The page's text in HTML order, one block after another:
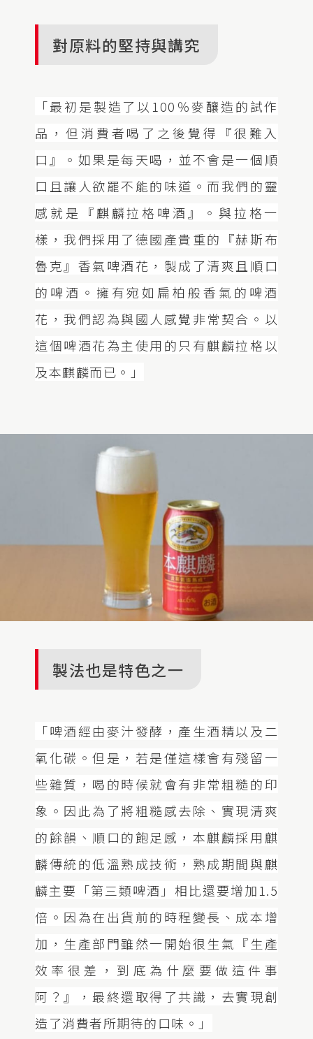
對原料的堅持與講究
「最初是製造了以100％麥釀造的試作
品，但消費者喝了之後覺得『很難入
口』。如果是每天喝，並不會是一個順
口且讓人欲罷不能的味道。而我們的靈
感就是『麒麟拉格啤酒』。與拉格一
樣，我們採用了德國產貴重的『赫斯布
魯克』香氣啤酒花，製成了清爽且順口
的啤酒。擁有宛如扁柏般香氣的啤酒
花，我們認為與國人感覺非常契合。以
這個啤酒花為主使用的只有麒麟拉格以
及本麒麟而已。」
製法也是特色之一
「啤酒經由麥汁發酵，產生酒精以及二
氧化碳。但是，若是僅這樣會有殘留一
些雜質，喝的時候就會有非常粗糙的印
象。因此為了將粗糙感去除、實現清爽
的餘韻、順口的飽足感，本麒麟採用麒
麟傳統的低溫熟成技術，熟成期間與麒
麟主要「第三類啤酒」相比還要增加1.5
倍。因為在出貨前的時程變長、成本增
加，生產部門雖然一開始很生氣『生產
效率很差，到底為什麼要做這件事
阿？』，最終還取得了共識，去實現創
造了消費者所期待的口味。」